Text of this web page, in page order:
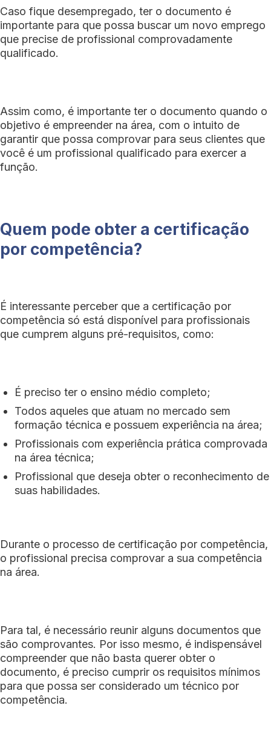
Caso fique desempregado, ter o documento é
importante para que possa buscar um novo emprego
que precise de profissional comprovadamente
qualificado.
Assim como, é importante ter o documento quando o
objetivo é empreender na área, com o intuito de
garantir que possa comprovar para seus clientes que
você é um profissional qualificado para exercer a
função.
Quem pode obter a certificação
por competência?
É interessante perceber que a certificação por
competência só está disponível para profissionais
que cumprem alguns pré-requisitos, como:
É preciso ter o ensino médio completo;
Todos aqueles que atuam no mercado sem
formação técnica e possuem experiência na área;
Profissionais com experiência prática comprovada
na área técnica;
Profissional que deseja obter o reconhecimento de
suas habilidades.
Durante o processo de certificação por competência,
o profissional precisa comprovar a sua competência
na área.
Para tal, é necessário reunir alguns documentos que
são comprovantes. Por isso mesmo, é indispensável
compreender que não basta querer obter o
documento, é preciso cumprir os requisitos mínimos
para que possa ser considerado um técnico por
competência.